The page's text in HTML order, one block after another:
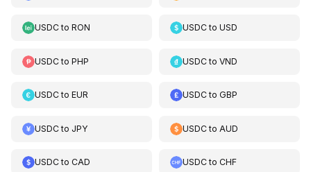
USDCto RON USDCtoUSD
USDCto PHP USDCtoVND
USDCto EUR USDCtoGBP
USDCto JPY USDCto AUD
USDCto CAD USDCtoCHF